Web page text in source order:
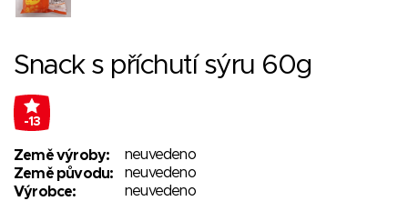
Snack s příchutí sýru 60g
-13
Země výroby:
neuvedeno
Země původu:
neuvedeno
Výrobce:
neuvedeno